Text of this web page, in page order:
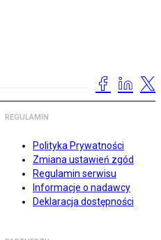
REGULAMIN
Polityka Prywatności
Zmiana ustawień zgód
Regulamin serwisu
Informacje o nadawcy
Deklaracja dostępności